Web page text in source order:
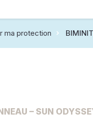
ma protection
– SUN